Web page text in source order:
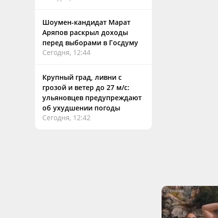
Шоумен-кандидат Марат
Аряпов раскрыл доходы
перед выборами в Госдуму
Сегодня, 12:44
Крупный град, ливни с
грозой и ветер до 27 м/с:
ульяновцев предупреждают
об ухудшении погоды
Сегодня, 12:42